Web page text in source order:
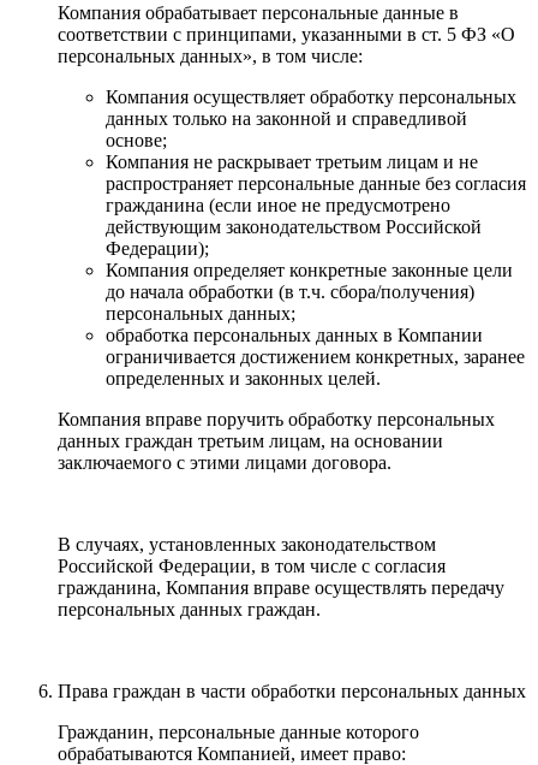
Компания обрабатывает персональные данные в
соответствии с принципами, указанными в ст. 5 ФЗ «О
персональных данных», в том числе:
Компания осуществляет обработку персональных
данных только на законной и справедливой
основе;
Компания не раскрывает третьим лицам и не
распространяет персональные данные без согласия
гражданина (если иное не предусмотрено
действующим законодательством Российской
Федерации);
Компания определяет конкретные законные цели
до начала обработки (в т.ч. сбора/получения)
персональных данных;
обработка персональных данных в Компании
ограничивается достижением конкретных, заранее
определенных и законных целей.
Компания вправе поручить обработку персональных
данных граждан третьим лицам, на основании
заключаемого с этими лицами договора.
В случаях, установленных законодательством
Российской Федерации, в том числе с согласия
гражданина, Компания вправе осуществлять передачу
персональных данных граждан.
Права граждан в части обработки персональных данных
Гражданин, персональные данные которого
обрабатываются Компанией, имеет право: